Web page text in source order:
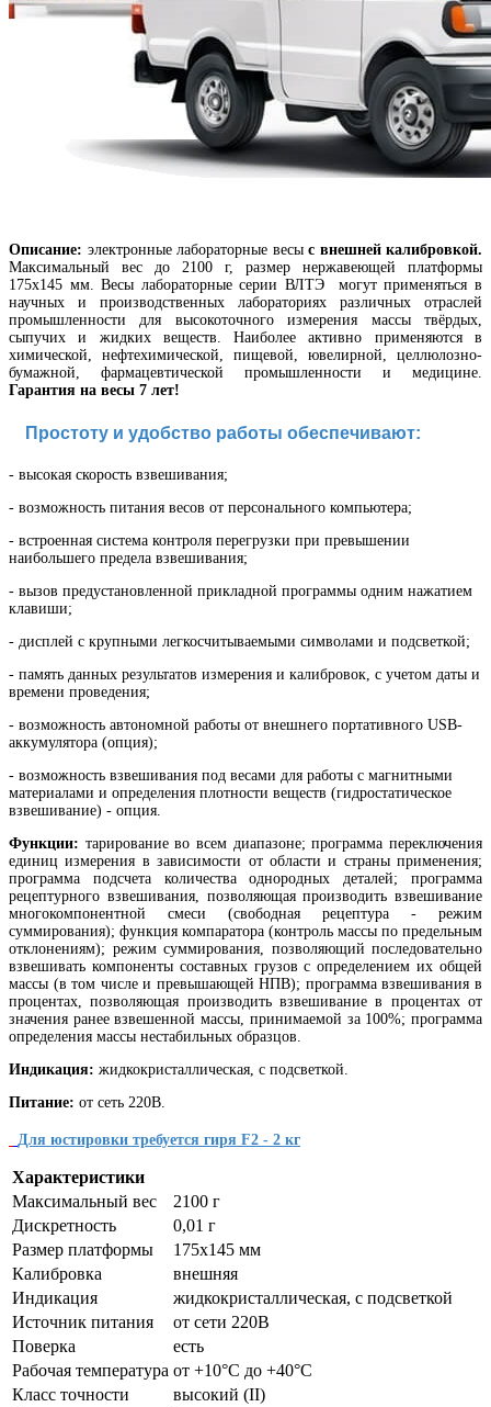
Описание: электронные лабораторные весы с внешней калибровкой.
Максимальный вес до 2100 г, размер нержавеющей платформы
175х145 мм.Весы лабораторныесерии ВЛТЭ могут применяться в
научных и производственных лабораториях различных отраслей
промышленности для высокоточного измерения массы твёрдых,
сыпучих и жидких веществ. Наиболее активно применяются в
химической, нефтехимической, пищевой, ювелирной, целлюлозно-
бумажной, фармацевтической промышленности и медицине.
Гарантия на весы 7 лет!
Простоту и удобство работы обеспечивают:
- высокая скорость взвешивания;
- возможность питания весов от персонального компьютера;
- встроенная система контроля перегрузки при превышении
наибольшего предела взвешивания;
- вызов предустановленной прикладной программы одним нажатием
клавиши;
- дисплей с крупными легкосчитываемыми символами и подсветкой;
- память данных результатов измерения и калибровок, с учетом даты и
времени проведения;
- возможность автономной работы от внешнего портативного USB-
аккумулятора (опция);
- возможность взвешивания под весами для работы с магнитными
материалами и определения плотности веществ (гидростатическое
взвешивание) - опция.
Функции: тарирование во всем диапазоне; программа переключения
единиц измерения в зависимости от области и страны применения;
программа подсчета количества однородных деталей; программа
рецептурного взвешивания, позволяющая производить взвешивание
многокомпонентной смеси (свободная рецептура - режим
суммирования); функция компаратора (контроль массы по предельным
отклонениям); режим суммирования, позволяющий последовательно
взвешивать компоненты составных грузов с определением их общей
массы (в том числе и превышающей НПВ); программа взвешивания в
процентах, позволяющая производить взвешивание в процентах от
значения ранее взвешенной массы, принимаемой за 100%; программа
определения массы нестабильных образцов.
Индикация: жидкокристаллическая, с подсветкой.
Питание: от сеть 220В.
Для юстировки требуется гиря F2 - 2 кг
Характеристики
Максимальный вес
2100 г
Дискретность
0,01 г
Размер платформы
175х145 мм
Калибровка
внешняя
Индикация
жидкокристаллическая, с подсветкой
Источник питания
от сети 220В
Поверка
есть
Рабочая температура от +10°C до +40°C
Класс точности
высокий (II)